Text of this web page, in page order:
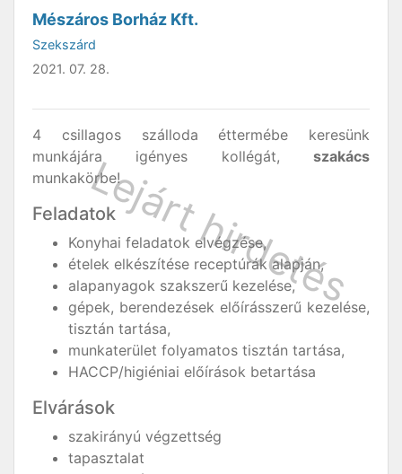
Mészáros Borház Kft.
Szekszárd
2021. 07. 28.
4 csillagos szálloda éttermébe keresünk
munkájára igényes kollégát, szakács
munkakörbe!
Feladatok
Konyhai feladatok elvégzése,
ételek elkészítése receptúrák alapján,
alapanyagok szakszerű kezelése,
gépek, berendezések előírásszerű kezelése,
tisztán tartása,
munkaterület folyamatos tisztán tartása,
HACCP/higiéniai előírások betartása
Elvárások
szakirányú végzettség
tapasztalat